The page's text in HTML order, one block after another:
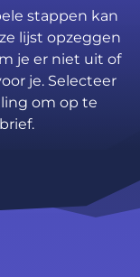
stappen kan
lijst opzeggen
je er niet uit of
je. Selecteer
om op te